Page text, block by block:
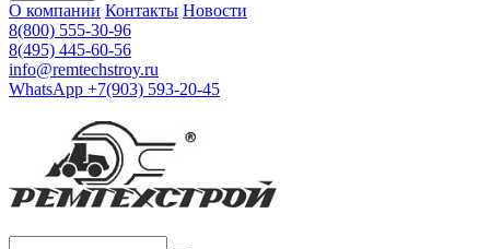
О компании Контакты Новости
8(800) 555-30-96
8(495) 445-60-56
info@remtechstroy.ru
WhatsApp +7(903) 593-20-45